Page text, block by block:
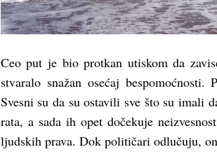
Ceo put je bio protkan utiskom da
stvaralo snažan osećaj bespomoćnosti.
Svesni su da su ostavili sve što su imali
rata, a sada ih opet dočekuje
ljudskih prava. Dok političari odlučuju,